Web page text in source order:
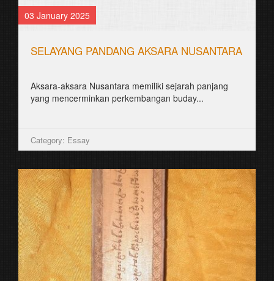
03 January 2025
SELAYANG PANDANG AKSARA NUSANTARA
Aksara-aksara Nusantara memiliki sejarah panjang
yang mencerminkan perkembangan buday...
Category: Essay